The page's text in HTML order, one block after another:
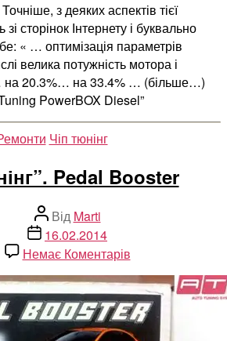
з деяких аспектів тієї
сторінок Інтернету і буквально
« … оптимізація параметрів
велика потужність мотора і
на 20.3%… на 33.4% … (більше…)
Tuning PowerBOX Diesel”
Категорії
Чіп тюнінг
Pedal Booster
Автор
запису
Від Marti
Дата
запису
16.02.2014
Немає Коментарівдо
тюнінг”.
Pedal
Booster